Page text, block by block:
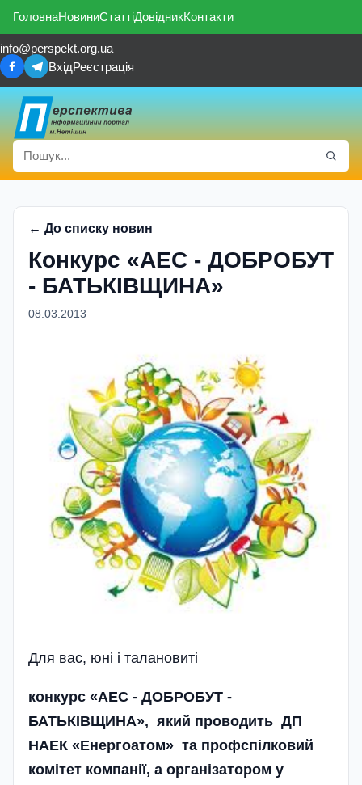
ГоловнаНовиниСтаттіДовідникКонтакти
info@perspekt.org.ua
ВхідРеєстрація
← До списку новин
Конкурс «АЕС - ДОБРОБУТ
- БАТЬКІВЩИНА»
08.03.2013
Для вас, юні і талановиті
конкурс «АЕС - ДОБРОБУТ -
БАТЬКІВЩИНА», який проводить ДП
НАЕК «Енергоатом» та профспілковий
комітет компанії, а органі­затором у